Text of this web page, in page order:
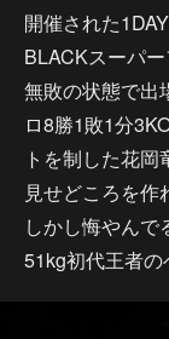
開催された
BLACKスーパ
無敗の状態で出
ロ8勝1敗1分
トを制した花
見せどころを作
しかし悔やん
51kg初代王者の